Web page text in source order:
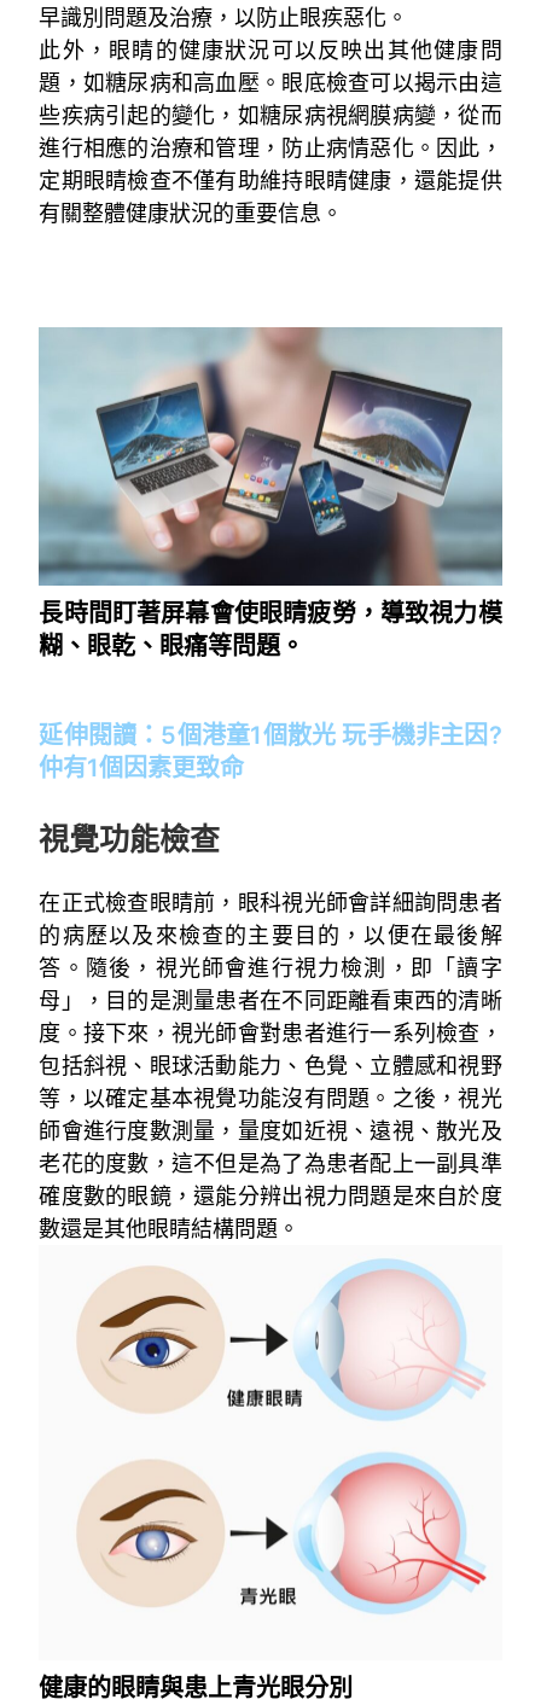
早識別問題及治療，以防止眼疾惡化。
此外，眼睛的健康狀況可以反映出其他健康問
題，如糖尿病和高血壓。眼底檢查可以揭示由這
些疾病引起的變化，如糖尿病視網膜病變，從而
進行相應的治療和管理，防止病情惡化。因此，
定期眼睛檢查不僅有助維持眼睛健康，還能提供
有關整體健康狀況的重要信息。
長時間盯著屏幕會使眼睛疲勞，導致視力模
糊、眼乾、眼痛等問題。
延伸閱讀： 5個港童1個散光 玩手機非主因?
仲有1個因素更致命
視覺功能檢查
在正式檢查眼睛前，眼科視光師會詳細詢問患者
的病歷以及來檢查的主要目的，以便在最後解
答。隨後，視光師會進行視力檢測，即「讀字
母」，目的是測量患者在不同距離看東西的清晰
度。接下來，視光師會對患者進行一系列檢查，
包括斜視、眼球活動能力、色覺、立體感和視野
等，以確定基本視覺功能沒有問題。之後，視光
師會進行度數測量，量度如近視、遠視、散光及
老花的度數，這不但是為了為患者配上一副具準
確度數的眼鏡，還能分辨出視力問題是來自於度
數還是其他眼睛結構問題。
健康的眼睛與患上青光眼分別